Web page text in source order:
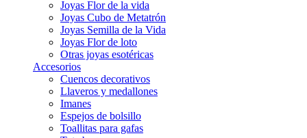
Joyas Flor de la vida
Joyas Cubo de Metatrón
Joyas Semilla de la Vida
Joyas Flor de loto
Otras joyas esotéricas
Accesorios
Cuencos decorativos
Llaveros y medallones
Imanes
Espejos de bolsillo
Toallitas para gafas